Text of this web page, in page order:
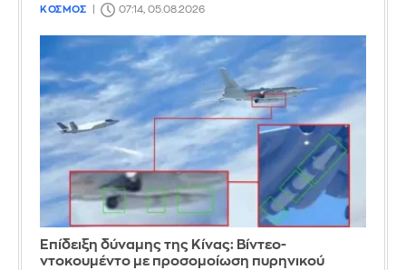
ΚΟΣΜΟΣ 07:14, 05.08.2026
Επίδειξη δύναμης της Κίνας: Βίντεο-
ντοκουμέντο με προσομοίωση πυρηνικού